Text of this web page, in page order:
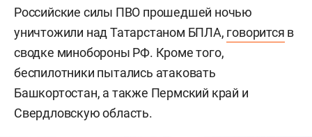
Российские силы ПВО прошедшей ночью
уничтожили над Татарстаном БПЛА, говорится в
сводке минобороны РФ. Кроме того,
беспилотники пытались атаковать
Башкортостан, а также Пермский край и
Свердловскую область.